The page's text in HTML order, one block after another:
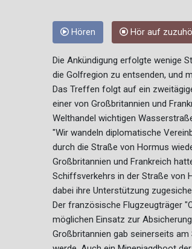
Hören Hör auf
Die Ankündigung erfolgte wenige
die Golfregion zu entsenden, und
Das Treffen folgt auf ein
einer von Großbritannien und
Welthandel wichtigen
"Wir wandeln diplomatische
durch die Straße von Hormus
Großbritannien und Frankreich
Schiffsverkehrs in der Straße von
dabei ihre Unterstützung
Der französische Flugzeugträger
möglichen Einsatz zur
Großbritannien gab seinerseits